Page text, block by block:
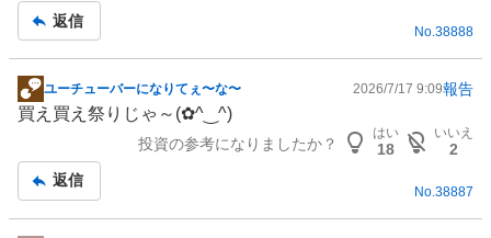
返信
No.38888
掲
示
事
ユーチューバーになりてぇ〜な〜 2026/7/17 9:09報告
買え買え祭りじゃ～(⁠✿⁠^⁠‿⁠^⁠)
投資の参考になりましたか？
はい
18
いいえ
2
返信
No. 38887